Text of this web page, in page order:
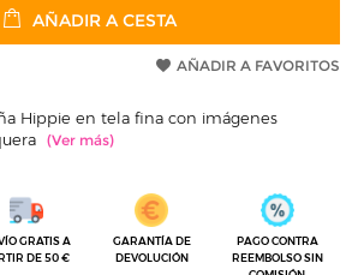
AÑADIR A CESTA
AÑADIR A FAVORITOS
Hippie en tela fina con imágenes
GRATIS A
DE 50 €
GARANTÍA DE
DEVOLUCIÓN
PAGO CONTRA
REEMBOLSO SIN